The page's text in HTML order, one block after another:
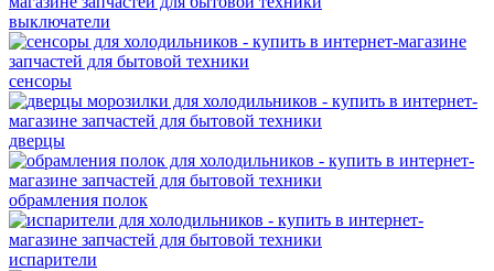
выключатели
сенсоры
дверцы
обрамления полок
испарители